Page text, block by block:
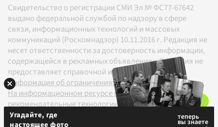
Свидетельство о регистрации СМИ Эл № ФС77-67642
выдано федеральной службой по надзору в сфере
связи, информационных технологий и массовых
коммуникаций (Роскомнадзор) 10.11.2016 г. Редакция не
несет ответственности за достоверность информации,
содержащейся в рекламных объявлениях. Редакция не
предоставляет справочной информации.
Информация об ограничениях
На информационном ресурсе применяются
рекомендательные технологии в соответствии с
Правилами
Угадайте, где
настоящее фото